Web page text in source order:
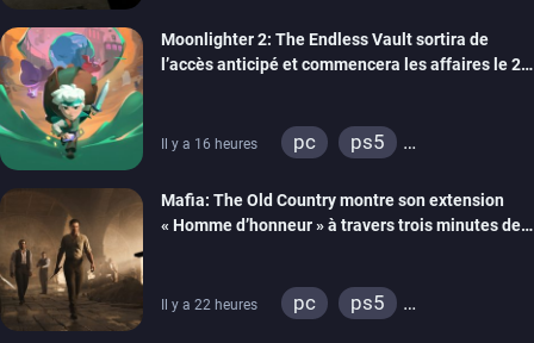
Moonlighter 2: The Endless Vault sortira de
l’accès anticipé et commencera les affaires le 2
Il y a 16 heures pc
ps5
Mafia: The Old Country montre son extension
« Homme d’honneur » à travers trois minutes de
Il y a 22 heures pc
ps5